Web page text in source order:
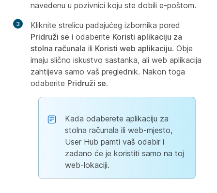
navedenu u pozivnici koju ste dobili e-poštom.
3
Kliknite strelicu padajućeg izbornika pored
Pridruži se i odaberite Koristi aplikaciju za
stolna računala ili Koristi web aplikaciju. Obje
imaju slično iskustvo sastanka, ali web aplikacija
zahtijeva samo vaš preglednik. Nakon toga
odaberite Pridruži se.
Kada odaberete aplikaciju za
stolna računala ili web-mjesto,
User Hub pamti vaš odabir i
zadano će je koristiti samo na toj
web-lokaciji.